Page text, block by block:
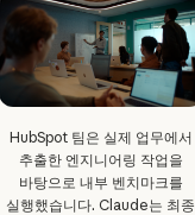
HubSpot 팀은 실제 업무에서
추출한 엔지니어링 작업을
바탕으로 내부 벤치마크를
실행했습니다. Claude는 최종